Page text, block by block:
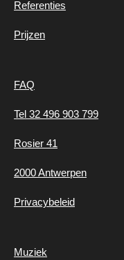
Referenties
Prijzen
FAQ
Tel 32 496 903 799
Rosier 41
2000 Antwerpen
Privacybeleid
Muziek